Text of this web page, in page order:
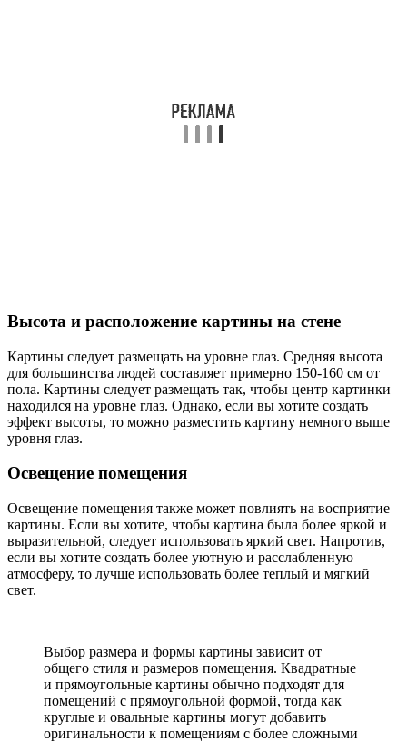
Высота и расположение картины на стене
Картины следует размещать на уровне глаз. Средняя высота
для большинства людей составляет примерно 150-160 см от
пола. Картины следует размещать так, чтобы центр картинки
находился на уровне глаз. Однако, если вы хотите создать
эффект высоты, то можно разместить картину немного выше
уровня глаз.
Освещение помещения
Освещение помещения также может повлиять на восприятие
картины. Если вы хотите, чтобы картина была более яркой и
выразительной, следует использовать яркий свет. Напротив,
если вы хотите создать более уютную и расслабленную
атмосферу, то лучше использовать более теплый и мягкий
свет.
Выбор размера и формы картины зависит от
общего стиля и размеров помещения. Квадратные
и прямоугольные картины обычно подходят для
помещений с прямоугольной формой, тогда как
круглые и овальные картины могут добавить
оригинальности к помещениям с более сложными